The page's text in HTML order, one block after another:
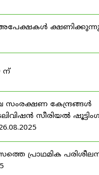
ന്
സംരക്ഷണ കേന്ദ്രങ്ങൾ
സീരിയൽ
പ്രാഥമിക